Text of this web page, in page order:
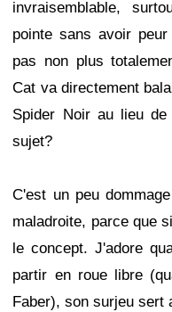
invraisemblable,
pointe sans avoir
pas non plus
Cat va directement
Spider Noir au lieu
sujet?
C'est un peu
maladroite, parce que
le concept. J'adore
partir en roue libre
Faber), son surjeu sert